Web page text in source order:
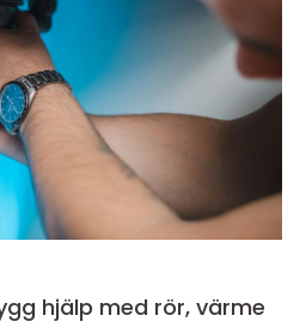
hjälp med rör, värme